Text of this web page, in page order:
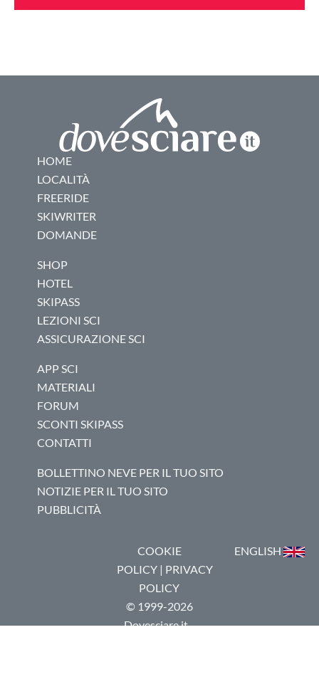
HOME
LOCALITÀ
FREERIDE
SKIWRITER
DOMANDE
SHOP
HOTEL
SKIPASS
LEZIONI SCI
ASSICURAZIONE SCI
APP SCI
MATERIALI
FORUM
SCONTI SKIPASS
CONTATTI
BOLLETTINO NEVE PER IL TUO SITO
NOTIZIE PER IL TUO SITO
PUBBLICITÀ
COOKIE
POLICY| PRIVACY
POLICY
© 1999-2026
Dovesciare.it -
ENGLISH